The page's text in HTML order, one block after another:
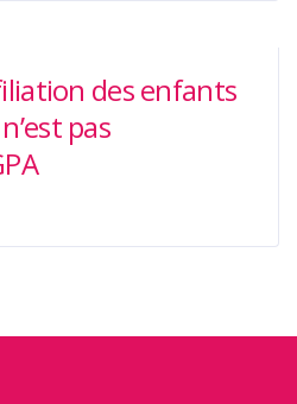
des enfants
pas